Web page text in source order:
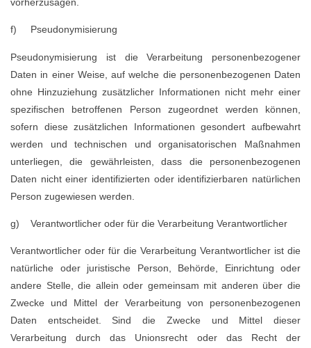
f) Pseudonymisierung
Pseudonymisierung ist die Verarbeitung personenbezogener
Daten in einer Weise, auf welche die personenbezogenen Daten
ohne Hinzuziehung zusätzlicher Informationen nicht mehr einer
spezifischen betroffenen Person zugeordnet werden können,
sofern diese zusätzlichen Informationen gesondert aufbewahrt
werden und technischen und organisatorischen Maßnahmen
unterliegen, die gewährleisten, dass die personenbezogenen
Daten nicht einer identifizierten oder identifizierbaren natürlichen
Person zugewiesen werden.
g) Verantwortlicher oder für die Verarbeitung Verantwortlicher
Verantwortlicher oder für die Verarbeitung Verantwortlicher ist die
natürliche oder juristische Person, Behörde, Einrichtung oder
andere Stelle, die allein oder gemeinsam mit anderen über die
Zwecke und Mittel der Verarbeitung von personenbezogenen
Daten entscheidet. Sind die Zwecke und Mittel dieser
Verarbeitung durch das Unionsrecht oder das Recht der